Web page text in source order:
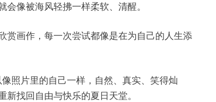
像被海风轻拂一样柔软、清醒。
赏画作，每一次尝试都像是在为自己的人生添
照片里的自己一样，自然、真实、笑得灿
找回自由与快乐的夏日天堂。